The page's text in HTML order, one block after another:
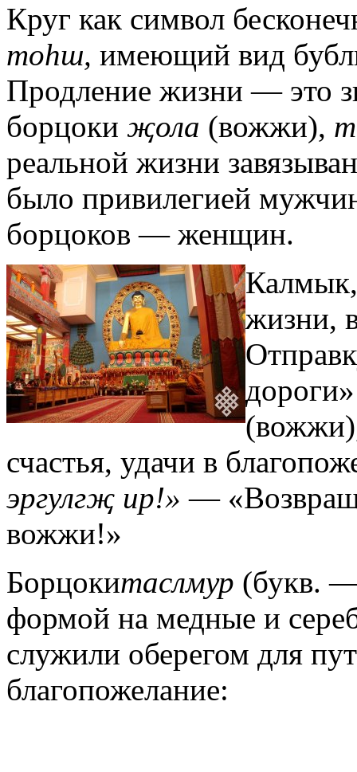
Круг как символ
тоһш, имеющий вид
Продление жизни — это
борцоки җола (вожжи),
реальной жизни
было привилегией
борцоков — женщин.
жизни,
счастья, удачи в
эргулгҗ ир!»—
вожжи!»
Борцокитаслмур (букв.
формой на медные и
служили оберегом для
благопожелание: